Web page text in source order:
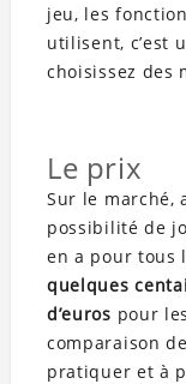
jeu, les
utilisent, c’est
choisissez des
Le prix
Sur le marché,
possibilité de
en a pour tous
quelques
d’euros pour
comparaison
pratiquer et à